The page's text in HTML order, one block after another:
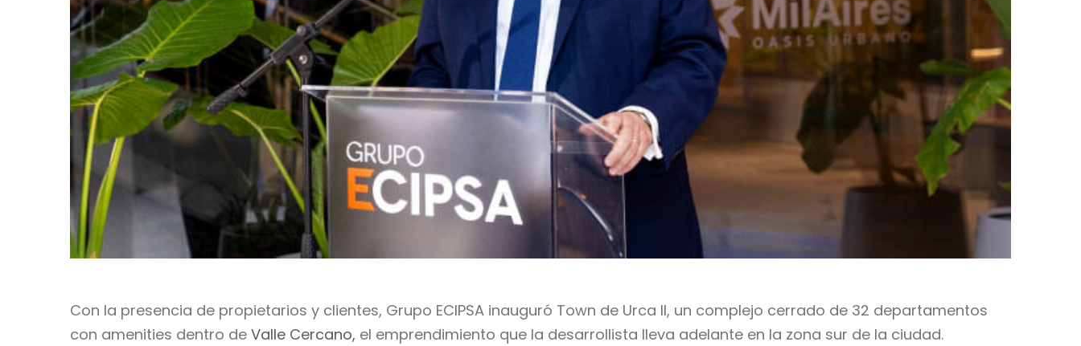
Con la presencia de propietarios y clientes, Grupo ECIPSA inauguró Town de Urca II, un complejo cerrado de 32 departamentos
con amenities dentro de Valle Cercano, el emprendimiento que la desarrollista lleva adelante en la zona sur de la ciudad.